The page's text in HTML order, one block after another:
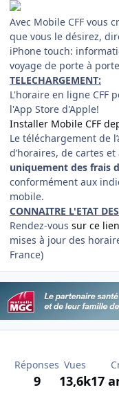
Avec Mobile CFF vous
que vous le désirez,
iPhone touch:
voyage de porte à
TELECHARGEMENT:
L'horaire en ligne CFF
l'App Store d'Apple!
Installer Mobile CFF
Le téléchargement de
d’horaires, de cartes
uniquement des frais
conformément aux
mobile.
CONNAITRE L'ETAT
Rendez-vous sur ce lien
mises à jour des
France)
Réponses
9
Vues
13,6k17